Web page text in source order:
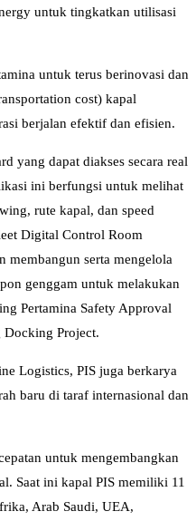
untuk tingkatkan utilisasi
untuk terus berinovasi dan
cost) kapal
berjalan efektif dan efisien.
yang dapat diakses secara real
ini berfungsi untuk melihat
rute kapal, dan speed
Digital Control Room
membangun serta mengelola
genggam untuk melakukan
Pertamina Safety Approval
Docking Project.
Logistics, PIS juga berkarya
baru di taraf internasional dan
untuk mengembangkan
Saat ini kapal PIS memiliki 11
Arab Saudi, UEA,